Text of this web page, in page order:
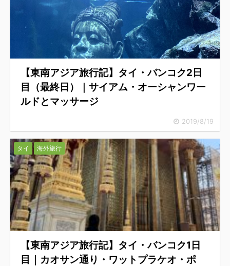
【東南アジア旅行記】タイ・バンコク2日
目（最終日）｜サイアム・オーシャンワー
ルドとマッサージ
2019/8/19
タイ 海外旅行
【東南アジア旅行記】タイ・バンコク1日
目｜カオサン通り・ワットプラケオ・ポ